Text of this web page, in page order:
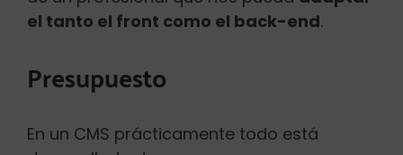
el tanto el front como el back-end.
Presupuesto
En un CMS prácticamente todo está